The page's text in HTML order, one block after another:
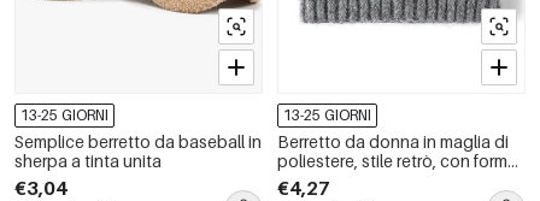
13-25 GIORNI
Semplice berretto da baseball in
sherpa a tinta unita
€3,04
13-25 GIORNI
Berretto da donna in maglia di
poliestere, stile retrò, con forme
geometriche e colori misti.
€4,27